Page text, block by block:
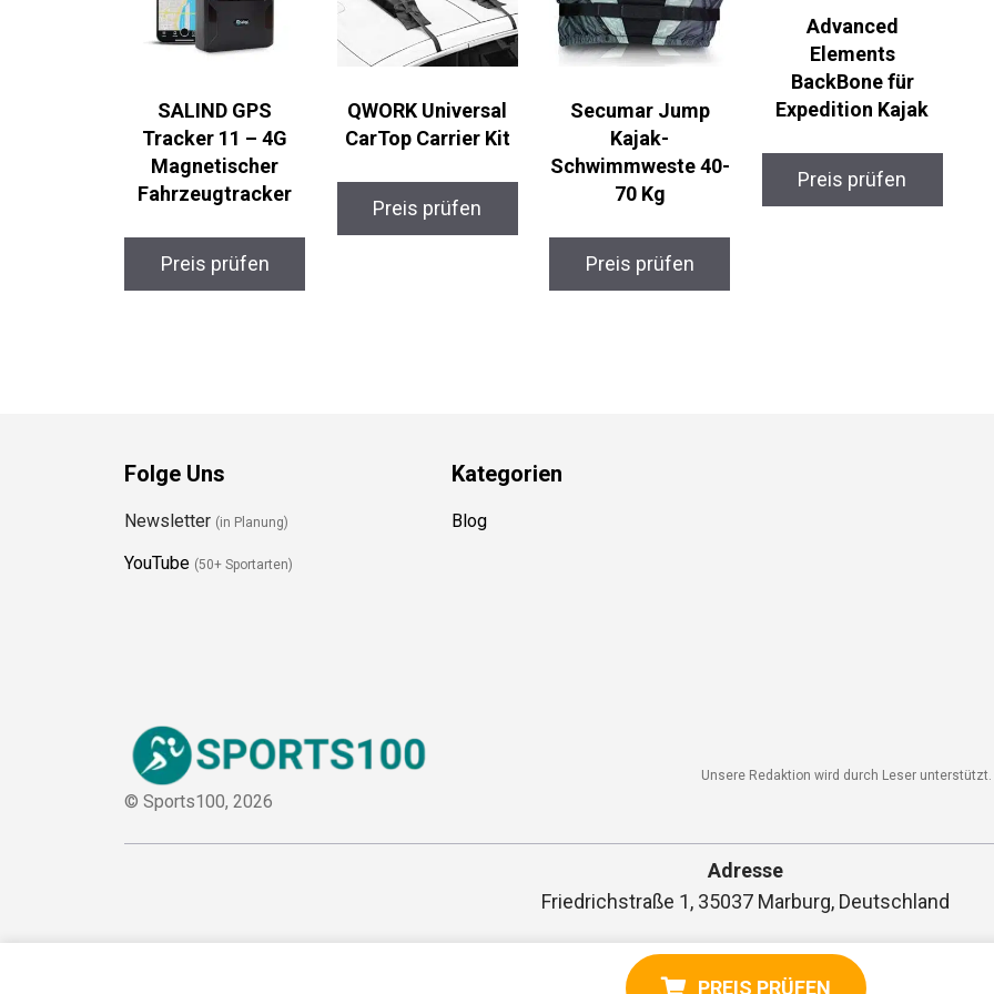
SALIND GPS
Tracker 11 – 4G
Magnetischer
Fahrzeugtracker
Preis prüfen
QWORK Universal
CarTop Carrier Kit
Preis prüfen
Secumar Jump
Kajak-
Schwimmweste
40-70 Kg
Preis prüfen
Advanced
Elements
BackBone für
Expedition Kajak
Preis prüfen
PREIS PRÜFEN
Folge Uns
Newsletter(in Planung)
YouTube (50+ Sportarten)
Kategorien
Blog
© Sports100, 2026
Unsere Redaktion wird durch Leser unterstützt.
Adresse
Friedrichstraße 1, 35037 Marburg, Deutschland